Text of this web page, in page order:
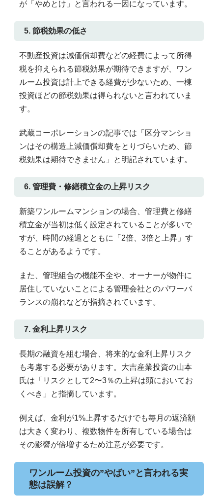
が「やめとけ」と言われる一因になっています。
5. 節税効果の低さ
不動産投資は減価償却費などの経費によって所得
税を抑えられる節税効果が期待できますが、ワン
ルーム投資は計上できる経費が少ないため、一棟
投資ほどの節税効果は得られないと言われていま
す。
武蔵コーポレーションの記事では「区分マンショ
ンはその構造上減価償却費をとりづらいため、節
税効果は期待できません」と明記されています。
6. 管理費・修繕積立金の上昇リスク
新築ワンルームマンションの場合、管理費と修繕
積立金が当初は低く設定されていることが多いで
すが、時間の経過とともに「2倍、3倍と上昇」す
ることがあるようです。
また、管理組合の機能不全や、オーナーが物件に
居住していないことによる管理会社とのパワーバ
ランスの崩れなどが指摘されています。
7. 金利上昇リスク
長期の融資を組む場合、将来的な金利上昇リスク
も考慮する必要があります。大吉産業投資の山本
氏は「リスクとして2〜3％の上昇は頭においてお
くべき」と指摘しています。
例えば、金利が1%上昇するだけでも毎月の返済額
は大きく変わり、複数物件を所有している場合は
その影響が倍増するため注意が必要です。
ワンルーム投資の”やばい”と言われる実
態は誤解？